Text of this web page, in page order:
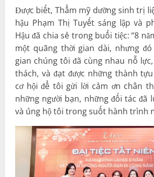
Được biết, Thẩm mỹ dưỡng sinh trị
hậu Phạm Thị Tuyết sáng lập và
Hậu đã chia sẻ trong buổi tiệc: “8
một quãng thời gian dài, nhưng
gian chúng tôi đã cùng nhau nỗ
thách, và đạt được những thành
cơ hội để tôi gửi lời cảm ơn chân
những người bạn, những đối tác đã
và ủng hộ tôi trong suốt hành trình